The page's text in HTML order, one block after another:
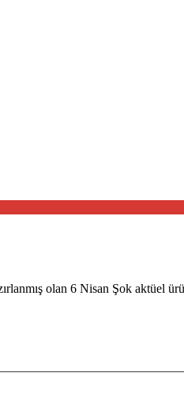
olan 6 Nisan Şok aktüel